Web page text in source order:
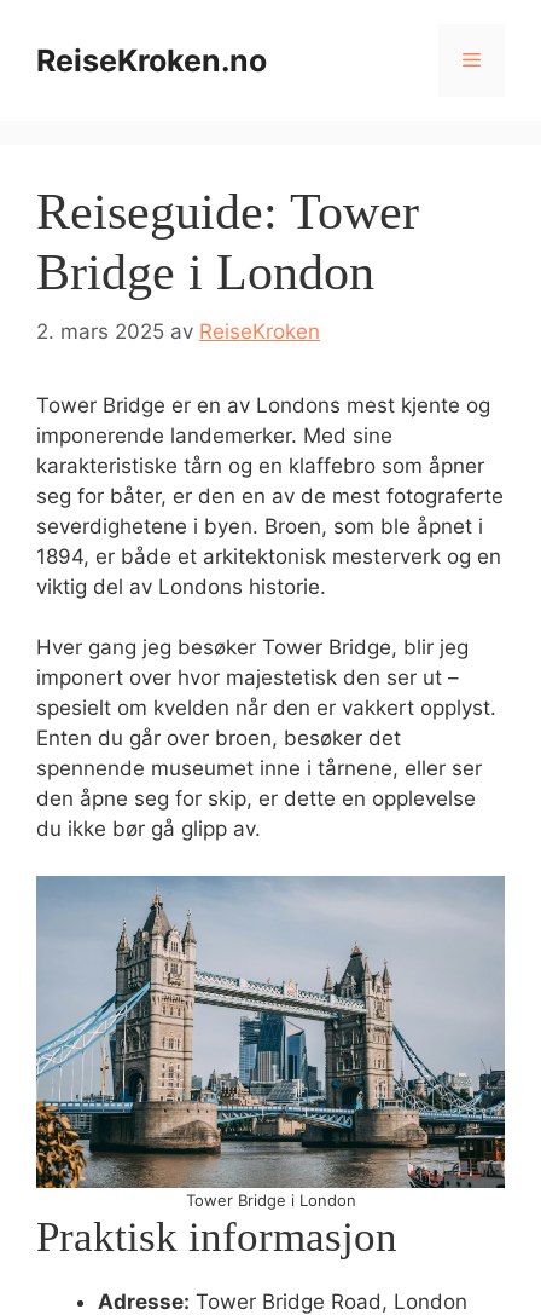
innholdReiseKroken.no Meny
Reiseguide: Tower
Bridge i London
2. mars 2025 av ReiseKroken
Tower Bridge er en av Londons mest kjente og
imponerende landemerker. Med sine
karakteristiske tårn og en klaffebro som åpner
seg for båter, er den en av de mest fotograferte
severdighetene i byen. Broen, som ble åpnet i
1894, er både et arkitektonisk mesterverk og en
viktig del av Londons historie.
Hver gang jeg besøker Tower Bridge, blir jeg
imponert over hvor majestetisk den ser ut –
spesielt om kvelden når den er vakkert opplyst.
Enten du går over broen, besøker det
spennende museumet inne i tårnene, eller ser
den åpne seg for skip, er dette en opplevelse
du ikke bør gå glipp av.
Tower Bridge i London
Praktisk informasjon
Adresse: Tower Bridge Road, London